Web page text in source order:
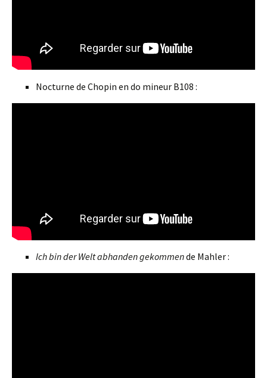
Nocturne de Chopin en do mineur B108 :
Ich bin der Welt abhanden gekommende Mahler :